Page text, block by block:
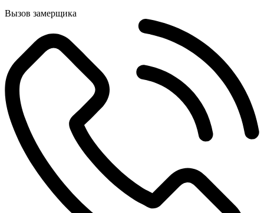
Вызов замерщика